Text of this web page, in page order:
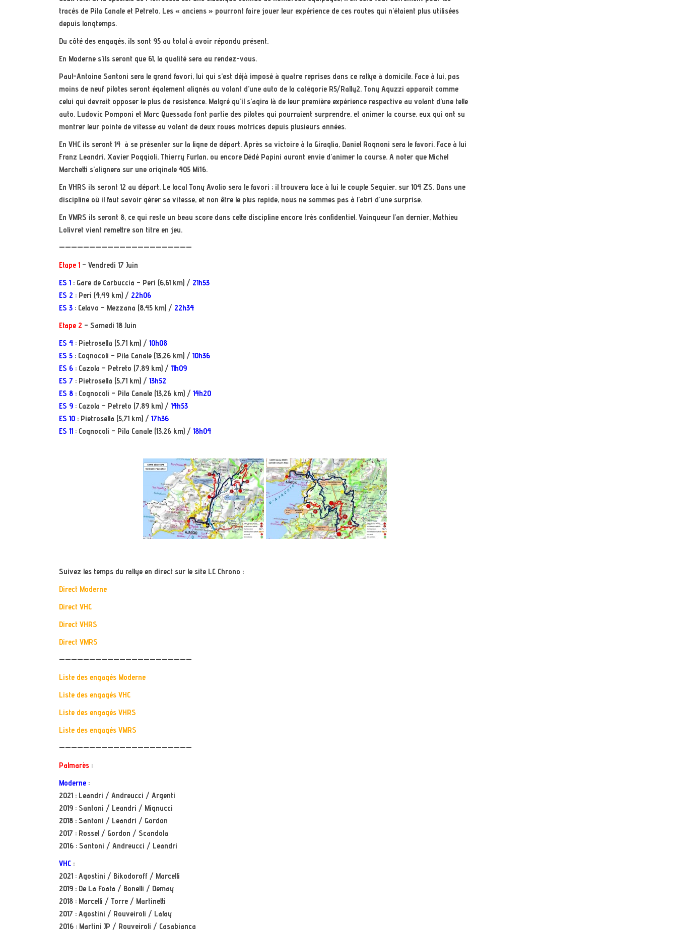
tracés de Pila Canale et Petreto. Les « anciens » pourront faire jouer leur expérience de ces routes qui n’étaient plus utilisées
depuis longtemps.
Du côté des engagés, ils sont 95 au total à avoir répondu présent.
En Moderne s’ils seront que 61, la qualité sera au rendez-vous.
Paul-Antoine Santoni sera le grand favori, lui qui s’est déjà imposé à quatre reprises dans ce rallye à domicile. Face à lui, pas
moins de neuf pilotes seront également alignés au volant d’une auto de la catégorie R5/Rally2. Tony Aguzzi apparait comme
celui qui devrait opposer le plus de resistence. Malgré qu’il s’agira là de leur première expérience respective au volant d’une telle
auto, Ludovic Pomponi et Marc Quessada font partie des pilotes qui pourraient surprendre, et animer la course, eux qui ont su
montrer leur pointe de vitesse au volant de deux roues motrices depuis plusieurs années.
En VHC ils seront 14 à se présenter sur la ligne de départ. Après sa victoire à la Giraglia, Daniel Rognoni sera le favori. Face à lui
Franz Leandri, Xavier Poggioli, Thierry Furlan, ou encore Dédé Papini auront envie d’animer la course. A noter que Michel
Marchetti s’alignera sur une originale 405 Mi16.
En VHRS ils seront 12 au départ. Le local Tony Avolio sera le favori ; il trouvera face à lui le couple Seguier, sur 104 ZS. Dans une
discipline où il faut savoir gérer sa vitesse, et non être le plus rapide, nous ne sommes pas à l’abri d’une surprise.
En VMRS ils seront 8, ce qui reste un beau score dans cette discipline encore très confidentiel. Vainqueur l’an dernier, Mathieu
Lolivret vient remettre son titre en jeu.
——————————————————————
Etape 1 – Vendredi 17 Juin
ES 1 : Gare de Carbuccia – Peri (6,61 km) / 21h53
ES 2 : Peri (4,49 km) / 22h06
ES 3 : Celavo – Mezzana (8,45 km) / 22h34
Etape 2 – Samedi 18 Juin
ES 4 : Pietrosella (5,71 km) / 10h08
ES 5 : Cognocoli – Pila Canale (13,26 km) / 10h36
ES 6 : Cazola – Petreto (7,89 km) / 11h09
ES 7 : Pietrosella (5,71 km) / 13h52
ES 8 : Cognocoli – Pila Canale (13,26 km) / 14h20
ES 9 : Cazola – Petreto (7,89 km) / 14h53
ES 10 : Pietrosella (5,71 km) / 17h36
ES 11 : Cognocoli – Pila Canale (13,26 km) / 18h04
Suivez les temps du rallye en direct sur le site LC Chrono :
Direct Moderne
Direct VHC
Direct VHRS
Direct VMRS
——————————————————————
Liste des engagés Moderne
Liste des engagés VHC
Liste des engagés VHRS
Liste des engagés VMRS
——————————————————————
Palmarès :
Moderne :
2021 : Leandri / Andreucci / Argenti
2019 : Santoni / Leandri / Mignucci
2018 : Santoni / Leandri / Gordon
2017 : Rossel / Gordon / Scandola
2016 : Santoni / Andreucci / Leandri
VHC :
2021 : Agostini / Bikodoroff / Marcelli
2019 : De La Foata / Bonelli / Demay
2018 : Marcelli / Torre / Martinetti
2017 : Agostini / Rouveiroli / Lafay
2016 : Martini JP / Rouveiroli / Casabianca